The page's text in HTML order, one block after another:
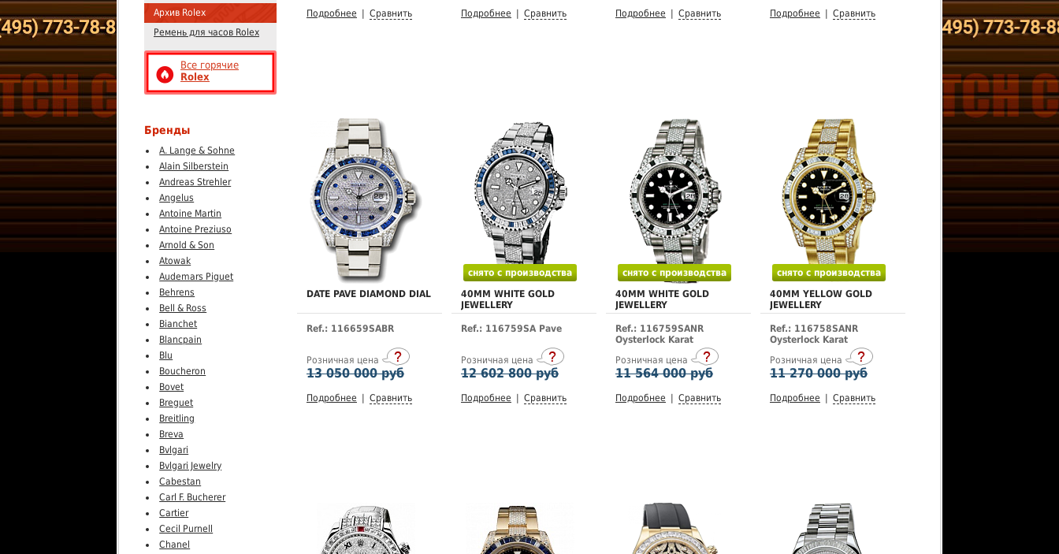
Архив Rolex
Ремень для часов Rolex
Все горячие
Rolex
Бренды
A. Lange & Sohne
Alain Silberstein
Andreas Strehler
Angelus
Antoine Martin
Antoine Preziuso
Arnold & Son
Atowak
Audemars Piguet
Behrens
Bell & Ross
Bianchet
Blancpain
Blu
Boucheron
Bovet
Breguet
Breitling
Breva
Bvlgari
Bvlgari Jewelry
Cabestan
Carl F. Bucherer
Cartier
Cecil Purnell
Chanel
Подробнее Сравнить Подробнее Сравнить Подробнее Сравнить Подробнее Сравнить
DATE PAVE DIAMOND DIAL
Ref.: 116659SABR
Розничная цена
13 050 000 руб
Подробнее Сравнить
снято с производства
40MM WHITE GOLD
JEWELLERY
Ref.: 116759SA Pave
Розничная цена
12 602 800 руб
Подробнее Сравнить
снято с производства
40MM WHITE GOLD
JEWELLERY
Ref.: 116759SANR
Oysterlock Karat
Розничная цена
11 564 000 руб
Подробнее Сравнить
снято с производства
40MM YELLOW GOLD
JEWELLERY
Ref.: 116758SANR
Oysterlock Karat
Розничная цена
11 270 000 руб
Подробнее Сравнить